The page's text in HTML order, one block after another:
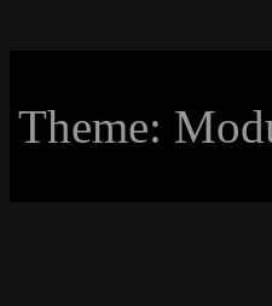
Theme: